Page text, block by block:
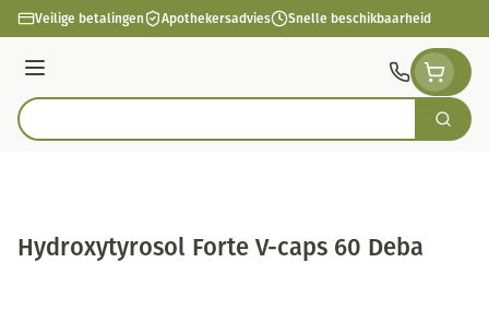
Ga naar de inhoud
Veilige betalingen Apothekersadvies Snelle beschikbaarheid
Menu
Product, merk, categorie... Zoek
Hydroxytyrosol Forte V-caps 60 Deba